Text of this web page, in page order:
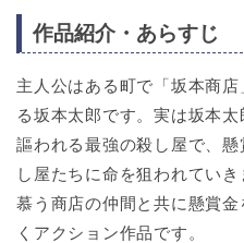
作品紹介・あらすじ
主人公はある町で「坂本商
る坂本太郎です。実は坂本
謳われる最強の殺し屋で、
し屋たちに命を狙われてい
慕う商店の仲間と共に懸賞
くアクション作品です。